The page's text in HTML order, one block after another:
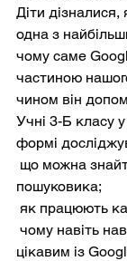
Діти
одна з
чому саме
частиною
чином він
Учні 3-Б класу у
формі
що можна
пошуковика;
як працюють
чому навіть
цікавим із